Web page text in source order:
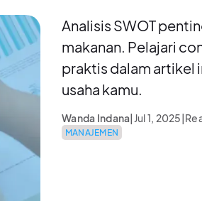
Analisis SWOT
makanan. Pelajari
praktis dalam artikel
usaha kamu.
Wanda Indana| Jul 1, 2025|
MANAJEMEN